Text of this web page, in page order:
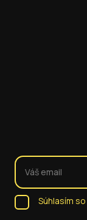
Súhlasím so